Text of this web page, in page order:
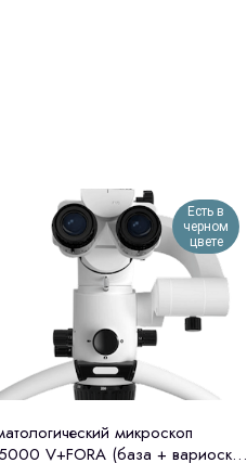
Есть в
черном
цвете
микроскоп
V+FORA (база + вариоскоп